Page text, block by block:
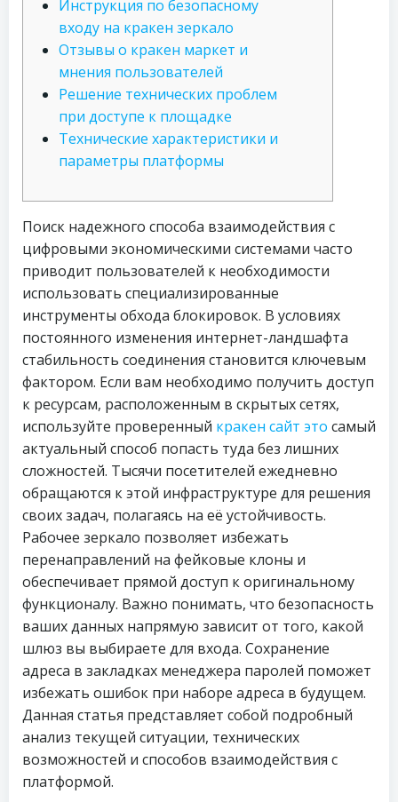
Инструкция по безопасному
входу на кракен зеркало
Отзывы о кракен маркет и
мнения пользователей
Решение технических проблем
при доступе к площадке
Технические характеристики и
параметры платформы
Поиск надежного способа взаимодействия с
цифровыми экономическими системами часто
приводит пользователей к необходимости
использовать специализированные
инструменты обхода блокировок. В условиях
постоянного изменения интернет-ландшафта
стабильность соединения становится ключевым
фактором. Если вам необходимо получить доступ
к ресурсам, расположенным в скрытых сетях,
используйте проверенный кракен сайт это самый
актуальный способ попасть туда без лишних
сложностей. Тысячи посетителей ежедневно
обращаются к этой инфраструктуре для решения
своих задач, полагаясь на её устойчивость.
Рабочее зеркало позволяет избежать
перенаправлений на фейковые клоны и
обеспечивает прямой доступ к оригинальному
функционалу. Важно понимать, что безопасность
ваших данных напрямую зависит от того, какой
шлюз вы выбираете для входа. Сохранение
адреса в закладках менеджера паролей поможет
избежать ошибок при наборе адреса в будущем.
Данная статья представляет собой подробный
анализ текущей ситуации, технических
возможностей и способов взаимодействия с
платформой.